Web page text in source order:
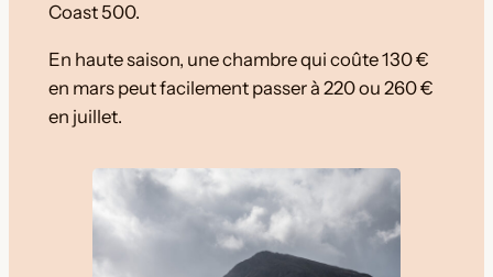
Coast 500.
En haute saison, une chambre qui coûte 130 €
en mars peut facilement passer à 220 ou 260 €
en juillet.